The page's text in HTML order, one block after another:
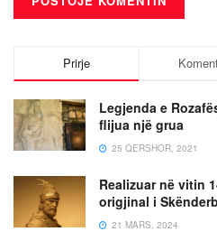
Prirje
Legjenda e
flijua një grua
25 QERSHOR, 2021
Realizuar në vitin
origjinal i
21 MARS, 2024